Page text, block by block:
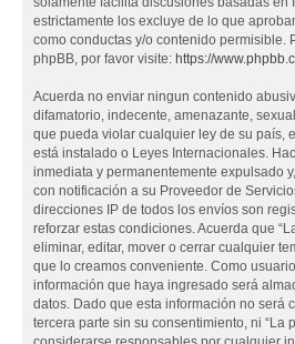
estrictamente los excluye de lo que
como conductas y/o contenido permisible.
phpBB, por favor visite: https://
Acuerda no enviar ningun contenido
difamatorio, indecente, amenazante,
que pueda violar cualquier ley de su país,
está instalado o Leyes Internacionales.
inmediata y permanentemente expulsado
con notificación a su Proveedor de
direcciones IP de todos los envíos son
reforzar estas condiciones. Acuerda que
eliminar, editar, mover o cerrar cualquier
que lo creamos conveniente. Como
información que haya ingresado será
datos. Dado que esta información no será
tercera parte sin su consentimiento, ni “La